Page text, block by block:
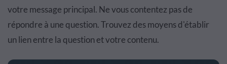
votre message principal. Ne vous contentez pas de
répondre à une question. Trouvez des moyens d'établir
un lien entre la question et votre contenu.